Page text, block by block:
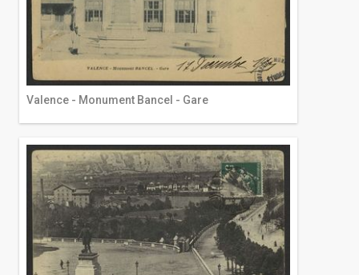
Valence - Monument Bancel - Gare